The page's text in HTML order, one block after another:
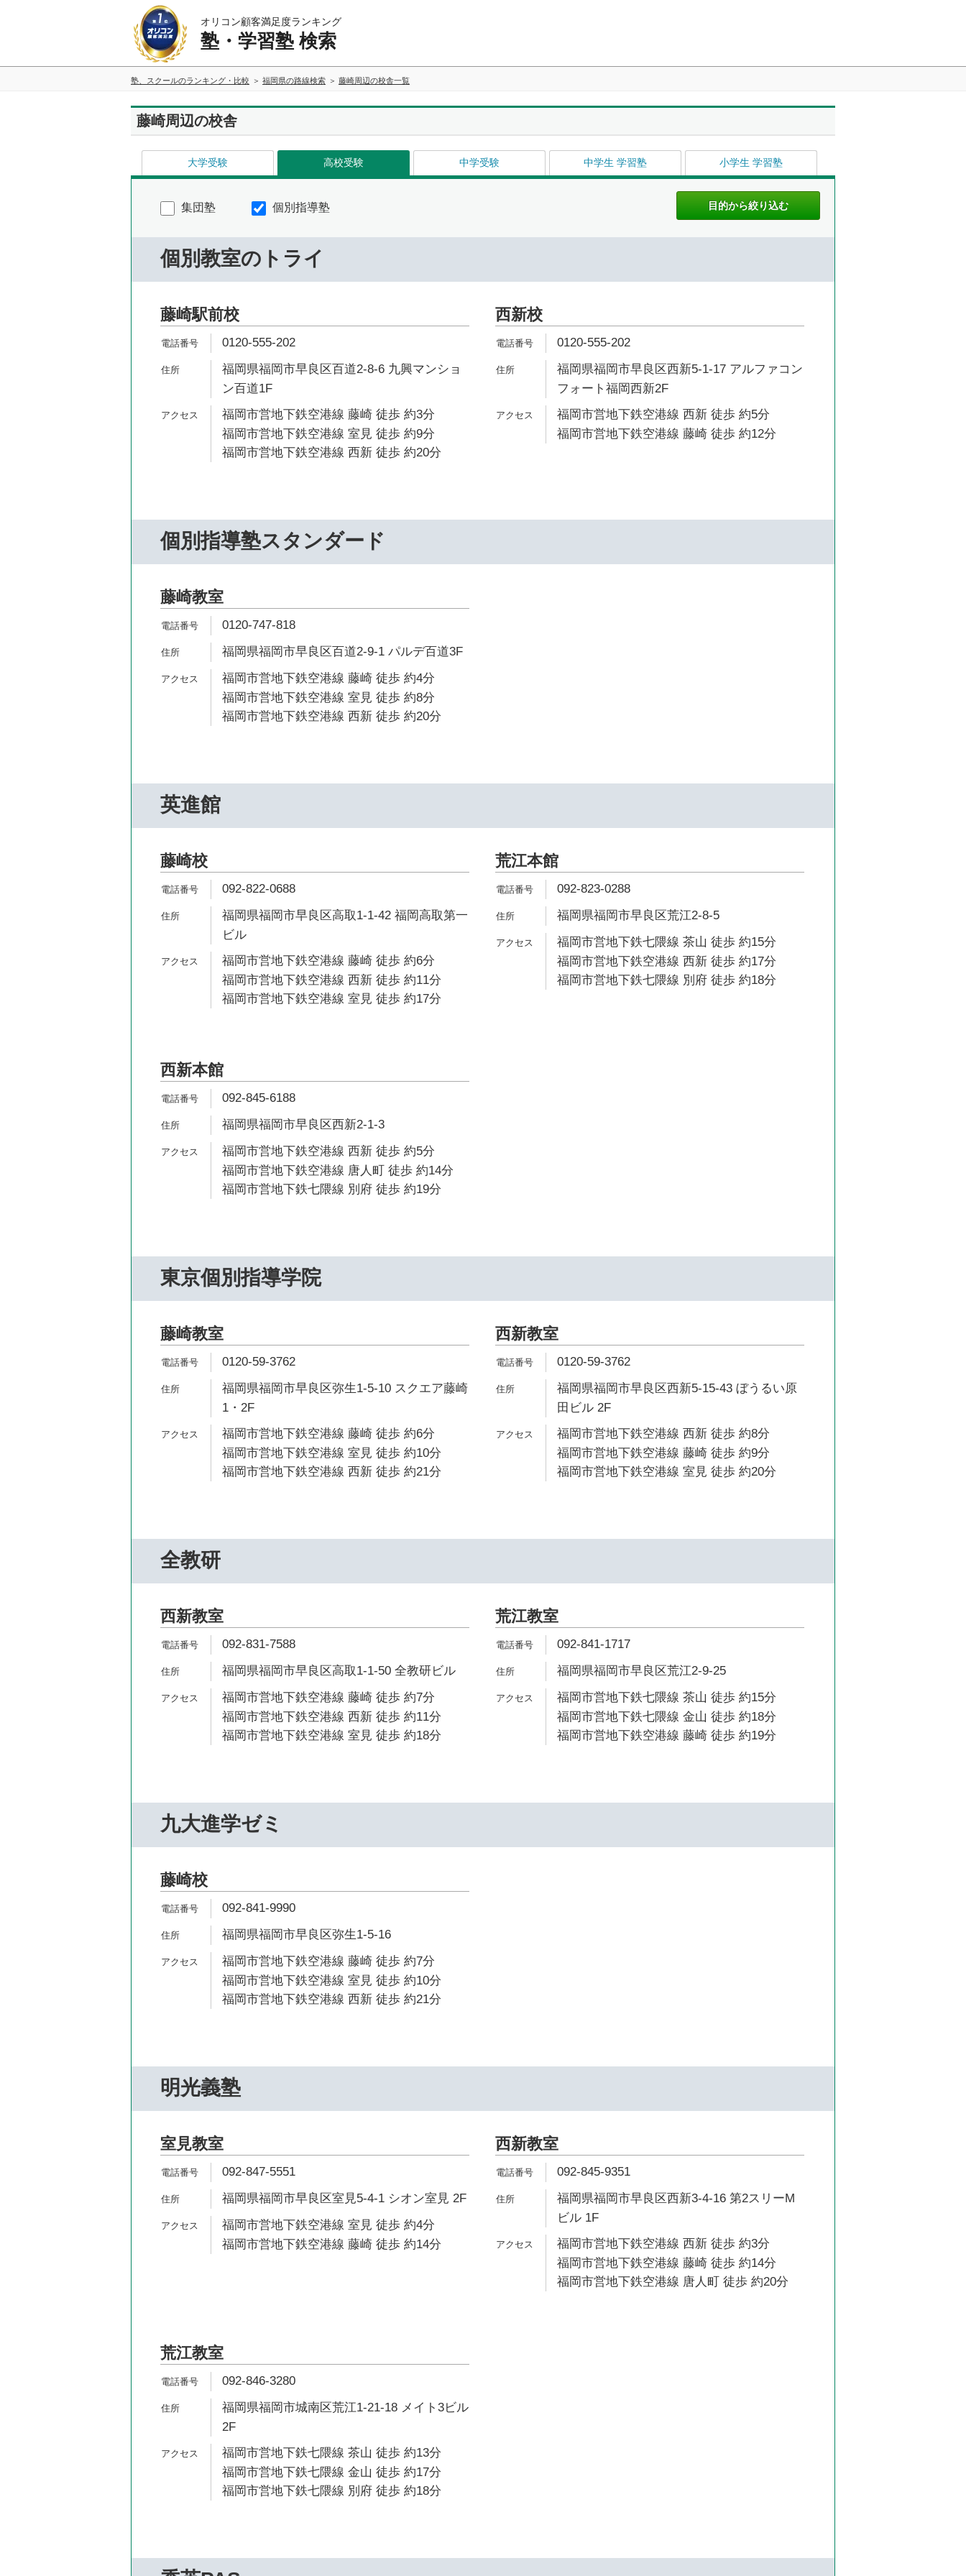
オリコン顧客満足度ランキング
塾・学習塾 検索
塾、スクールのランキング・比較 福岡県の路線検索 藤崎周辺の校舎一覧
藤崎周辺の校舎
大学受験 高校受験 中学受験 中学生 学習塾 小学生 学習塾
集団塾 個別指導塾
個別教室のトライ
藤崎駅前校
0120-555-202
福岡県福岡市早良区百道2-8-6 九興マンショ
ン百道1F
福岡市営地下鉄空港線 藤崎 徒歩 約3分
福岡市営地下鉄空港線 室見 徒歩 約9分
福岡市営地下鉄空港線 西新 徒歩 約20分
西新校
0120-555-202
福岡県福岡市早良区西新5-1-17 アルファコン
フォート福岡西新2F
福岡市営地下鉄空港線 西新 徒歩 約5分
福岡市営地下鉄空港線 藤崎 徒歩 約12分
個別指導塾スタンダード
藤崎教室
0120-747-818
福岡県福岡市早良区百道2-9-1 パルデ百道3F
福岡市営地下鉄空港線 藤崎 徒歩 約4分
福岡市営地下鉄空港線 室見 徒歩 約8分
福岡市営地下鉄空港線 西新 徒歩 約20分
英進館
藤崎校
092-822-0688
福岡県福岡市早良区高取1-1-42 福岡高取第一
ビル
福岡市営地下鉄空港線 藤崎 徒歩 約6分
福岡市営地下鉄空港線 西新 徒歩 約11分
福岡市営地下鉄空港線 室見 徒歩 約17分
荒江本館
092-823-0288
福岡県福岡市早良区荒江2-8-5
福岡市営地下鉄七隈線 茶山 徒歩 約15分
福岡市営地下鉄空港線 西新 徒歩 約17分
福岡市営地下鉄七隈線 別府 徒歩 約18分
西新本館
092-845-6188
福岡県福岡市早良区西新2-1-3
福岡市営地下鉄空港線 西新 徒歩 約5分
福岡市営地下鉄空港線 唐人町 徒歩 約14分
福岡市営地下鉄七隈線 別府 徒歩 約19分
東京個別指導学院
藤崎教室
0120-59-3762
福岡県福岡市早良区弥生1-5-10 スクエア藤崎
1・2F
福岡市営地下鉄空港線 藤崎 徒歩 約6分
福岡市営地下鉄空港線 室見 徒歩 約10分
福岡市営地下鉄空港線 西新 徒歩 約21分
西新教室
0120-59-3762
福岡県福岡市早良区西新5-15-43 ぼうるい原
田ビル 2F
福岡市営地下鉄空港線 西新 徒歩 約8分
福岡市営地下鉄空港線 藤崎 徒歩 約9分
福岡市営地下鉄空港線 室見 徒歩 約20分
全教研
西新教室
092-831-7588
福岡県福岡市早良区高取1-1-50 全教研ビル
福岡市営地下鉄空港線 藤崎 徒歩 約7分
福岡市営地下鉄空港線 西新 徒歩 約11分
福岡市営地下鉄空港線 室見 徒歩 約18分
荒江教室
092-841-1717
福岡県福岡市早良区荒江2-9-25
福岡市営地下鉄七隈線 茶山 徒歩 約15分
福岡市営地下鉄七隈線 金山 徒歩 約18分
福岡市営地下鉄空港線 藤崎 徒歩 約19分
九大進学ゼミ
藤崎校
092-841-9990
福岡県福岡市早良区弥生1-5-16
福岡市営地下鉄空港線 藤崎 徒歩 約7分
福岡市営地下鉄空港線 室見 徒歩 約10分
福岡市営地下鉄空港線 西新 徒歩 約21分
明光義塾
室見教室
092-847-5551
福岡県福岡市早良区室見5-4-1 シオン室見 2F
福岡市営地下鉄空港線 室見 徒歩 約4分
福岡市営地下鉄空港線 藤崎 徒歩 約14分
西新教室
092-845-9351
福岡県福岡市早良区西新3-4-16 第2スリーM
ビル 1F
福岡市営地下鉄空港線 西新 徒歩 約3分
福岡市営地下鉄空港線 藤崎 徒歩 約14分
福岡市営地下鉄空港線 唐人町 徒歩 約20分
荒江教室
092-846-3280
福岡県福岡市城南区荒江1-21-18 メイト3ビル
2F
福岡市営地下鉄七隈線 茶山 徒歩 約13分
福岡市営地下鉄七隈線 金山 徒歩 約17分
福岡市営地下鉄七隈線 別府 徒歩 約18分